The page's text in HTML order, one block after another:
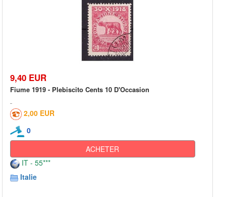
9,40 EUR
Fiume 1919 - Plebiscito Cents 10 D'Occasion
2,00 EUR
0
ACHETER
IT - 55***
Italie